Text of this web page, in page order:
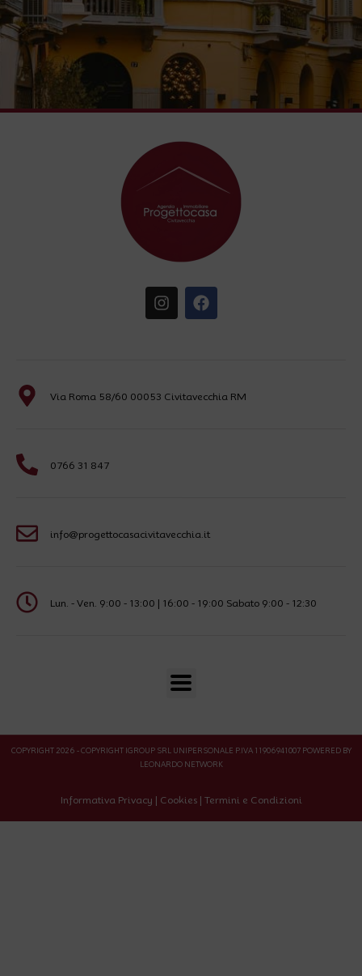
Via Roma 58/60 00053 Civitavecchia RM
0766 31 847
info@progettocasacivitavecchia.it
Lun. - Ven. 9:00 - 13:00 | 16:00 - 19:00 Sabato 9:00 - 12:30
COPYRIGHT 2026 - COPYRIGHT IGROUP SRL UNIPERSONALE P.IVA 11906941007 POWERED BY
LEONARDO NETWORK
Informativa Privacy | Cookies| Termini e Condizioni